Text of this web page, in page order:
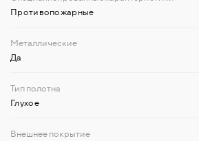
Противопожарные
Да
Глухое